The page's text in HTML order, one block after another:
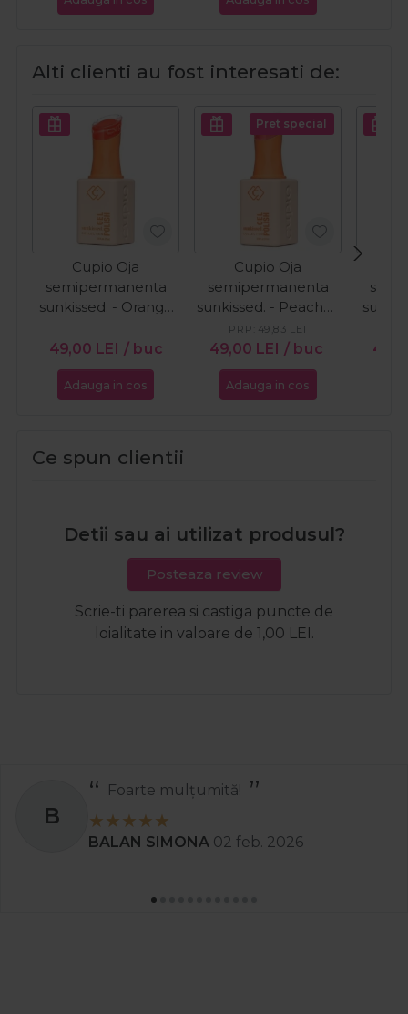
Alti clienti au fost interesati de:
Cupio Oja
semipermanenta
sunkissed. - Orange
49,00 LEI / buc
Adauga in cos
Pret special
Cupio Oja
semipermanenta
sunkissed. - Peaches
in Bloom 15ml
49,00 LEI / buc
PRP: 49,83 LEI
Adauga in cos
Ce spun clientii
Detii sau ai utilizat produsul?
Posteaza review
Scrie-ti parerea si castiga puncte de
loialitate in valoare de 1,00 LEI.
B
Foarte mulțumită!
BALAN SIMONA 02 feb. 2026